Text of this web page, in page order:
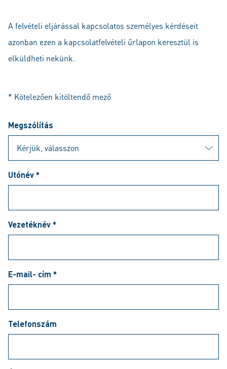
A felvételi eljárással kapcsolatos személyes kérdéseit
azonban ezen a kapcsolatfelvételi űrlapon keresztül is
elküldheti nekünk.
* Kötelezően kitöltendő mező
Megszólítás
Utónév *
Vezetéknév *
E-mail- cím *
Telefonszám